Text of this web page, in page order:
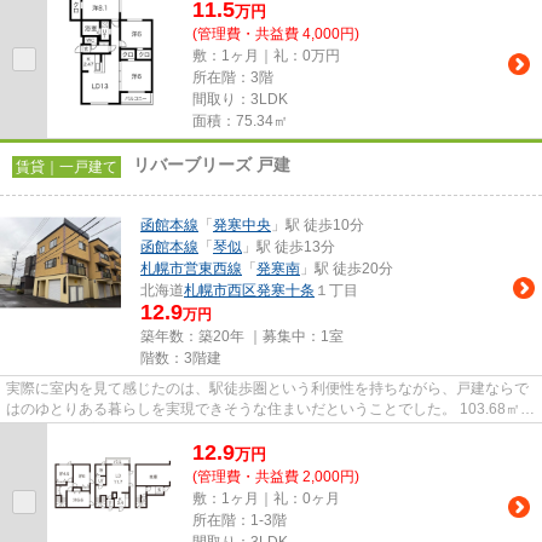
11.5万円
(管理費・共益費 4,000円)
敷：1ヶ月｜礼：0万円
所在階：3階
間取り：3LDK
面積：75.34㎡
賃貸｜一戸建て リバーブリーズ 戸建
函館本線 「 発寒中央 」駅 徒歩10分
函館本線 「 琴似 」駅 徒歩13分
札幌市営東西線 「 発寒南 」駅 徒歩20分
北海道札幌市西区発寒十条 １丁目
12.9万円
築年数：築20年 ｜募集中： 1室
階数：3階建
実際に室内を見て感じたのは、駅徒歩圏という利便性を持ちながら、戸建ならで
はのゆとりある暮らしを実現できそうな住まいだということでした。 103.68㎡の
12.9万円
(管理費・共益費 2,000円)
敷：1ヶ月｜礼：0ヶ月
所在階：1-3階